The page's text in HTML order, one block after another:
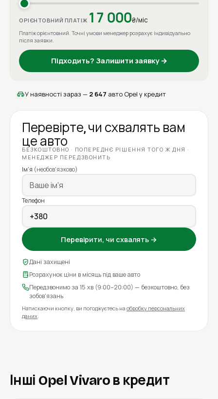
ОРІЄНТОВНИЙ ПЛАТІЖ 17 000₴/міс
Платіж орієнтовний. Точні умови менеджер розрахує індивідуально
після заявки.
Підходить? Залишити заявку →
У наявності зараз — 2 647 авто Opel у кредит
Перевірте, чи схвалять вам
це авто
БЕЗКОШТОВНО · ПОПЕРЕДНЄ РІШЕННЯ ТОГО Ж ДНЯ ·
МЕНЕДЖЕР ПЕРЕДЗВОНИТЬ
Ім'я (необов'язково)
Телефон
Перевірити, чи схвалять →
Дані захищені
Розрахунок ціни в місяць під ваше авто
Передзвонимо за 15 хв (9:00–20:00) — безкоштовно, без
зобов'язань
Натискаючи кнопку, ви погоджуєтесь на обробку персональних
даних.
Інші Opel Vivaro в кредит